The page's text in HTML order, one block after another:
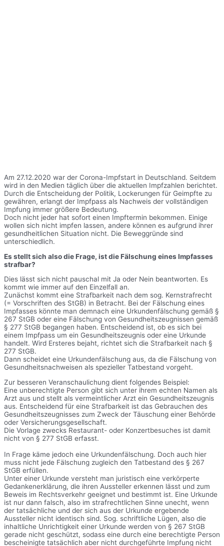
Am 27.12.2020 war der Corona-Impfstart in Deutschland. Seitdem
wird in den Medien täglich über die aktuellen Impfzahlen berichtet.
Durch die Entscheidung der Politik, Lockerungen für Geimpfte zu
gewähren, erlangt der Impfpass als Nachweis der vollständigen
Impfung immer größere Bedeutung.
Doch nicht jeder hat sofort einen Impftermin bekommen. Einige
wollen sich nicht impfen lassen, andere können es aufgrund ihrer
gesundheitlichen Situation nicht. Die Beweggründe sind
unterschiedlich.
Es stellt sich also die Frage, ist die Fälschung eines Impfasses
strafbar?
Dies lässt sich nicht pauschal mit Ja oder Nein beantworten. Es
kommt wie immer auf den Einzelfall an.
Zunächst kommt eine Strafbarkeit nach dem sog. Kernstrafrecht
(= Vorschriften des StGB) in Betracht. Bei der Fälschung eines
Impfasses könnte man demnach eine Urkundenfälschung gemäß §
267 StGB oder eine Fälschung von Gesundheitszeugnissen gemäß
§ 277 StGB begangen haben. Entscheidend ist, ob es sich bei
einem Impfpass um ein Gesundheitszeugnis oder eine Urkunde
handelt. Wird Ersteres bejaht, richtet sich die Strafbarkeit nach §
277 StGB.
Dann scheidet eine Urkundenfälschung aus, da die Fälschung von
Gesundheitsnachweisen als spezieller Tatbestand vorgeht.
Zur besseren Veranschaulichung dient folgendes Beispiel:
Eine unberechtigte Person gibt sich unter ihrem echten Namen als
Arzt aus und stellt als vermeintlicher Arzt ein Gesundheitszeugnis
aus. Entscheidend für eine Strafbarkeit ist das Gebrauchen des
Gesundheitszeugnisses zum Zweck der Täuschung einer Behörde
oder Versicherungsgesellschaft.
Die Vorlage zwecks Restaurant- oder Konzertbesuches ist damit
nicht von § 277 StGB erfasst.
In Frage käme jedoch eine Urkundenfälschung. Doch auch hier
muss nicht jede Fälschung zugleich den Tatbestand des § 267
StGB erfüllen.
Unter einer Urkunde versteht man juristisch eine verkörperte
Gedankenerklärung, die ihren Aussteller erkennen lässt und zum
Beweis im Rechtsverkehr geeignet und bestimmt ist. Eine Urkunde
ist nur dann falsch, also im strafrechtlichen Sinne unecht, wenn
der tatsächliche und der sich aus der Urkunde ergebende
Aussteller nicht identisch sind. Sog. schriftliche Lügen, also die
inhaltliche Unrichtigkeit einer Urkunde werden von § 267 StGB
gerade nicht geschützt, sodass eine durch eine berechtigte Person
bescheinigte tatsächlich aber nicht durchgeführte Impfung nicht